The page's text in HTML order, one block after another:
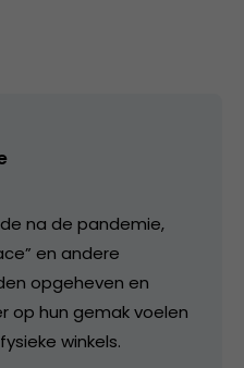
na de pandemie,
en andere
opgeheven en
op hun gemak voelen
winkels.